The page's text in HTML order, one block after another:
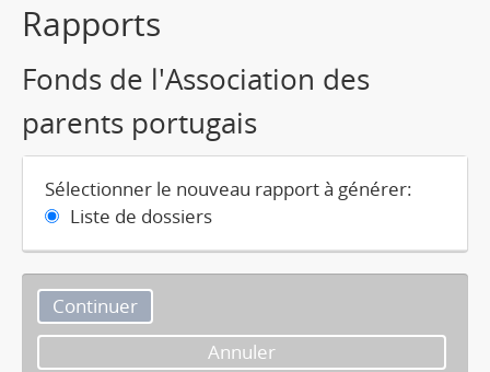
Rapports
Fonds de l'Association des
parents portugais
Sélectionner le nouveau rapport à générer:
Liste de dossiers
Annuler